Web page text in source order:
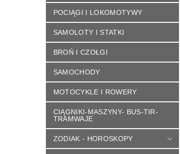
POCIĄGI I LOKOMOTYWY
SAMOLOTY I STATKI
BROŃ I CZOŁGI
SAMOCHODY
MOTOCYKLE I ROWERY
CIĄGNIKI-MASZYNY- BUS-TIR-
TRAMWAJE
ZODIAK - HOROSKOPY